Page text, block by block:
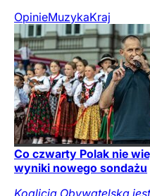
OpinieMuzykaKraj
Co czwarty Polak nie
wyniki nowego sondażu